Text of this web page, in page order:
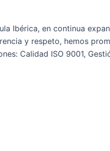
Ibérica, en continua
y respeto, hemos
Calidad ISO 9001,